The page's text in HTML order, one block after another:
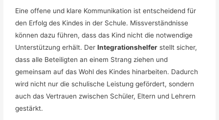
Eine offene und klare Kommunikation ist entscheidend für
den Erfolg des Kindes in der Schule. Missverständnisse
können dazu führen, dass das Kind nicht die notwendige
Unterstützung erhält. DerIntegrationshelfer stellt sicher,
dass alle Beteiligten an einem Strang ziehen und
gemeinsam auf das Wohl des Kindes hinarbeiten. Dadurch
wird nicht nur die schulische Leistung gefördert, sondern
auch das Vertrauen zwischen Schüler, Eltern und Lehrern
gestärkt.